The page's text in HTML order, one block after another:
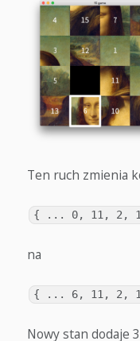
Ten ruch zmienia
{ ... 0, 11, 2,
na
{ ... 6, 11, 2,
Nowy stan dodaje